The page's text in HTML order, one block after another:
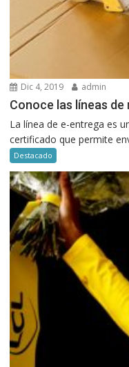
Dic 4, 2019 admin
Conoce las líneas
La línea de e-entrega es
certificado que permite
Destacado